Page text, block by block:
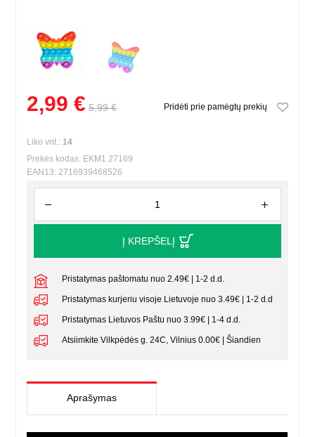
2,99 € 5,99 € Pridėti prie pamėgtų prekių
Liko vnt.: 14
Prekės kodas: EKM1 27169
EAN13: 2716939468526
Į KREPŠELĮ
Pristatymas paštomatu nuo 2.49€ | 1-2 d.d.
Pristatymas kurjeriu visoje Lietuvoje nuo 3.49€ | 1-2 d.d
Pristatymas Lietuvos Paštu nuo 3.99€ | 1-4 d.d.
Atsiimkite Vilkpėdės g. 24C, Vilnius 0.00€ | Šiandien
Aprašymas